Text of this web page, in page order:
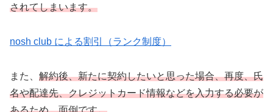
されてしまいます。
nosh club による割引（ランク制度）
また、 解約後、新たに契約したいと思った場合、再度、氏
名や配達先、クレジットカード情報などを入力する必要が
あるため、面倒です。